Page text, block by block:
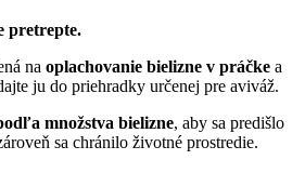
pretrepte.
na oplachovanie bielizne v práčke a
ju do priehradky určenej pre aviváž.
množstva bielizne, aby sa predišlo
sa chránilo životné prostredie.